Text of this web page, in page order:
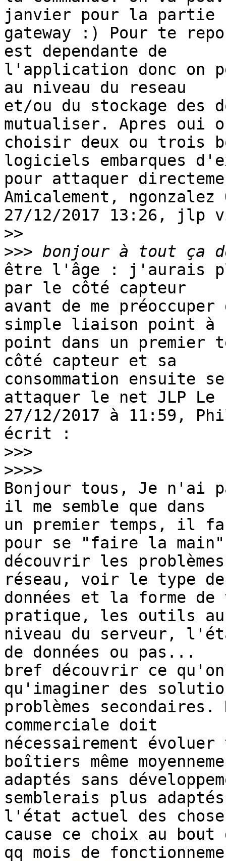
janvier pour la partie
gateway :) Pour te
est dependante de
l'application donc on
au niveau du reseau
et/ou du stockage des
mutualiser. Apres oui
choisir deux ou trois
logiciels embarques
pour attaquer
Amicalement, ngonzalez
27/12/2017 13:26,
>>
>>>
être l'âge : j'aurais
par le côté capteur
avant de me
simple liaison point à
point dans un premier
côté capteur et sa
consommation ensuite
attaquer le net JLP Le
27/12/2017 à 11:59,
écrit :
>>>
>>>>
Bonjour tous, Je n'ai
il me semble que dans
un premier temps, il
pour se "faire la
découvrir les
réseau, voir le type de
données et la forme
pratique, les outils au
niveau du serveur,
de données ou pas...
bref découvrir ce
qu'imaginer des
problèmes
commerciale doit
nécessairement
boîtiers même
adaptés sans
semblerais plus
l'état actuel des
cause ce choix au bout